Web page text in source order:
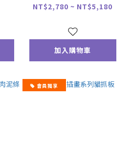
NT$2,780 ~ NT$5,180
加入購物車
會員獨享